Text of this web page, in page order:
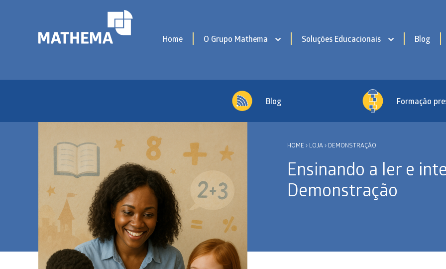
Home O Grupo Mathema Soluções Educacionais Blog
Blog Formação
HOME › LOJA › DEMONSTRAÇÃO
Ensinando a ler e
Demonstração